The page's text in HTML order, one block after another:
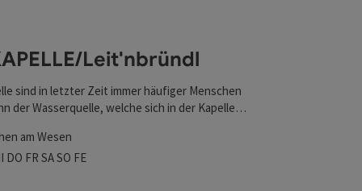
Leit'nbründl
sind in letzter Zeit immer häufiger Menschen
der Wasserquelle, welche sich in der Kapelle
am Wesen
geöffnetgeöffnet
Mittwoch geöffnet
DO Donnerstag geöffnet
FR Freitag geöffnet
SASamstag geöffnet
SO Sonntag geöffnet
FEFeiertag geöffnet